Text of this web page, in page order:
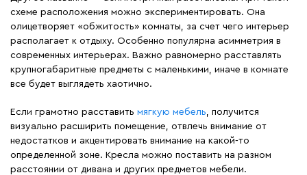
схеме расположения можно экспериментировать. Она
олицетворяет «обжитость» комнаты, за счет чего интерьер
располагает к отдыху. Особенно популярна асимметрия в
современных интерьерах. Важно равномерно расставлять
крупногабаритные предметы с маленькими, иначе в комнате
все будет выглядеть хаотично.
Если грамотно расставить мягкую мебель , получится
визуально расширить помещение, отвлечь внимание от
недостатков и акцентировать внимание на какой-то
определенной зоне. Кресла можно поставить на разном
расстоянии от дивана и других предметов мебели.